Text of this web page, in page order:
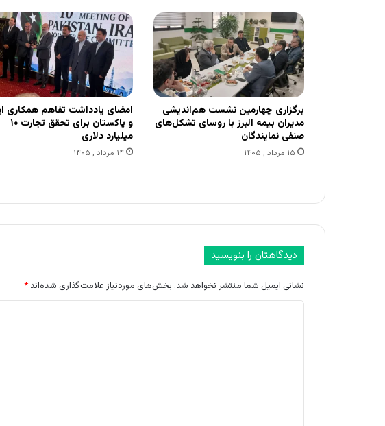
برگزاری چهارمین نشست هم‌اندیشی
مدیران بیمه البرز با روسای تشکل‌های
صنفی نمایندگان
۱۵ مرداد , ۱۴۰۵
امضای یادداشت تفاهم همکاری
و پاکستان برای تحقق تجارت ۱۰
میلیارد دلاری
۱۴ مرداد , ۱۴۰۵
دیدگاهتان را بنویسید
نشانی ایمیل شما منتشر نخواهد شد. بخش‌های موردنیاز علامت‌گذاری شده‌اند *